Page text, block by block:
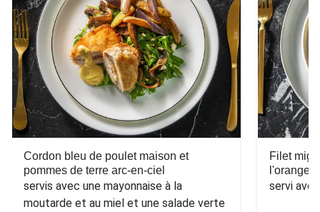
Cordon bleu de poulet maison et
pommes de terre arc-en-ciel
servis avec une mayonnaise à la
moutarde et au miel et une salade verte
Filet
l'orange
servi